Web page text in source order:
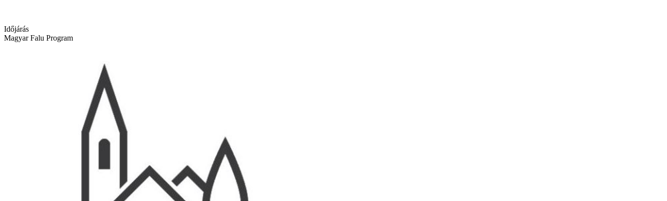
Időjárás
Magyar Falu Program